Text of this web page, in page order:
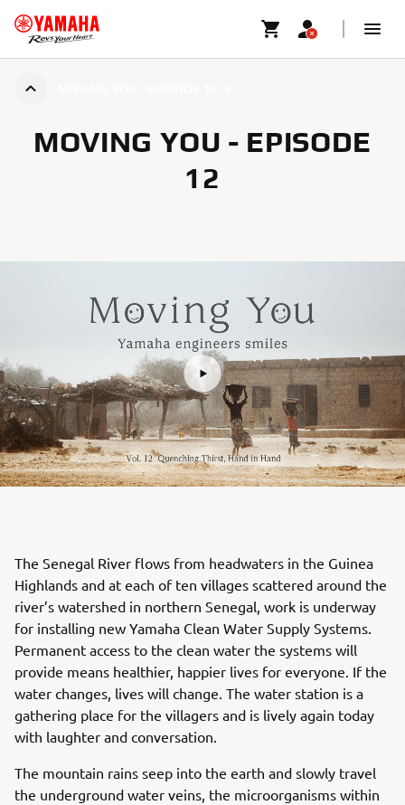
MOVING YOU - EPISODE
12
The Senegal River flows from headwaters in the Guinea
Highlands and at each of ten villages scattered around the
river’s watershed in northern Senegal, work is underway
for installing new Yamaha Clean Water Supply Systems.
Permanent access to the clean water the systems will
provide means healthier, happier lives for everyone. If the
water changes, lives will change. The water station is a
gathering place for the villagers and is lively again today
with laughter and conversation.
The mountain rains seep into the earth and slowly travel
the underground water veins, the microorganisms within